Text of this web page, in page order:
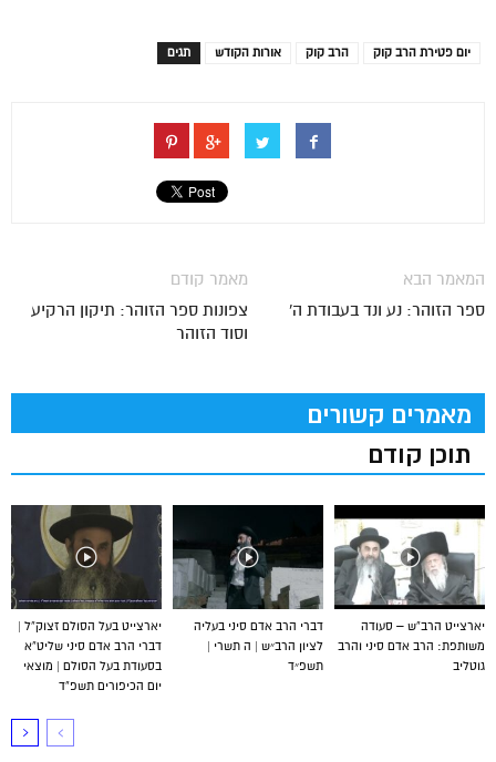
תגים אורות הקודש הרב קוק יום פטירת הרב קוק
מאמר קודם
צפונות ספר הזוהר: תיקון הרקיע
וסוד הזוהר
המאמר הבא
ספר הזוהר: נע ונד בעבודת ה'
מאמרים קשורים
תוכן קודם
יארצייט בעל הסולם זצוק”ל |
דברי הרב אדם סיני שליט”א
בסעודת בעל הסולם | מוצאי
יום הכיפורים תשפ”ד
דברי הרב אדם סיני בעליה
לציון הרב״ש | ה תשרי |
תשפ״ד
יארצייט הרב”ש – סעודה
משותפת: הרב אדם סיני והרב
גוטליב